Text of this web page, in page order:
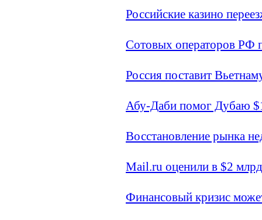
Российские казино
Сотовых операторов РФ
Россия поставит
Абу-Даби помог Дубаю
Восстановление рынка
Mail.ru оценили в $2 млрд
Финансовый кризис